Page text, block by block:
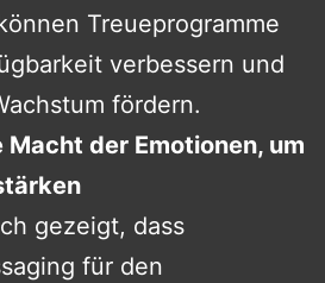
Treueprogramme
verbessern und
fördern.
der Emotionen, um
gezeigt, dass
für den